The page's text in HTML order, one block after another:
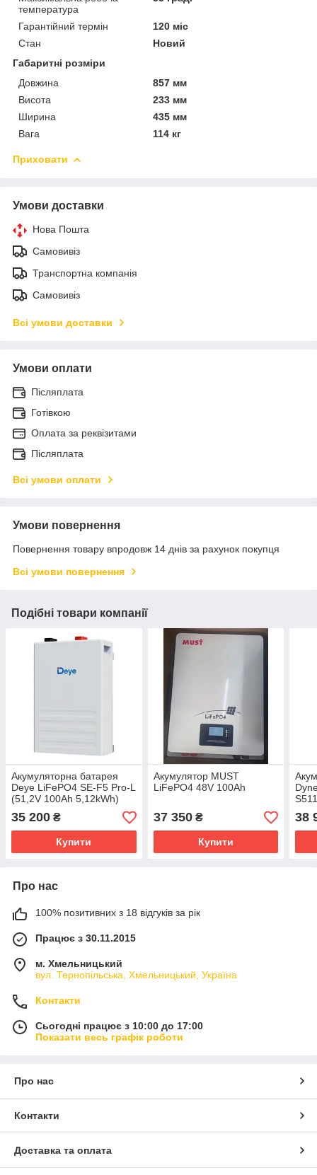
температура
Гарантійний термін
120 міс
Стан
Новий
Габаритні розміри
Довжина
857 мм
Висота
233 мм
Ширина
435 мм
Вага
114 кг
Приховати
Умови доставки
Нова Пошта
Самовивіз
Транспортна компанія
Самовивіз
Всі умови доставки
Умови оплати
Післяплата
Готівкою
Оплата за реквізитами
Післяплата
Всі умови оплати
Умови повернення
Повернення товару впродовж 14 днів за рахунок покупця
Всі умови повернення
Подібні товари компанії
Акумуляторна батарея
Deye LiFePO4 SE-F5 Pro-L
(51,2V 100Ah 5,12kWh)
35 200 ₴
Купити
Акумулятор MUST
LiFePO4 48V 100Ah
37 350₴
Купити
38
Про нас
100% позитивних з 18 відгуків за рік
Працює з 30.11.2015
м. Хмельницький
вул. Тернопільська, Хмельницький, Україна
Контакти
Сьогодні працює з 10:00 до 17:00
Показати весь графік роботи
Про нас
Контакти
Доставка та оплата